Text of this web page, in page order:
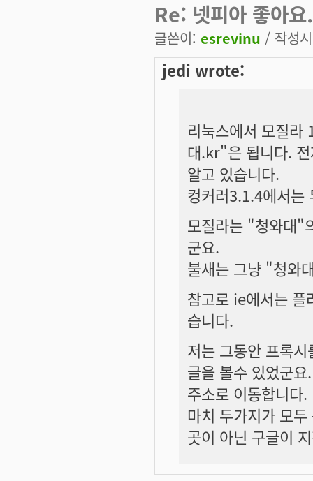
Re: 넷피아 좋아요.
글쓴이: esrevinu / 작성
jedi wrote:
리눅스에서 모질
대.kr"은 됩니다.
알고 있습니다.
컹커러3.1.4에서는
모질라는 "청와대"
군요.
불새는 그냥 "청와
참고로 ie에서는 플
습니다.
저는 그동안 프록
글을 볼수 있었군
주소로 이동합니다.
마치 두가지가 모
곳이 아닌 구글이